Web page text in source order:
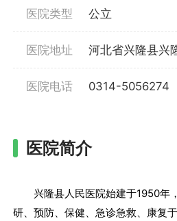
医院类型 公立
医院地址 河北省兴隆县兴
医院电话 0314-5056274
医院简介
兴隆县人民医院始建于1950年
研、预防、保健、急诊急救、康复